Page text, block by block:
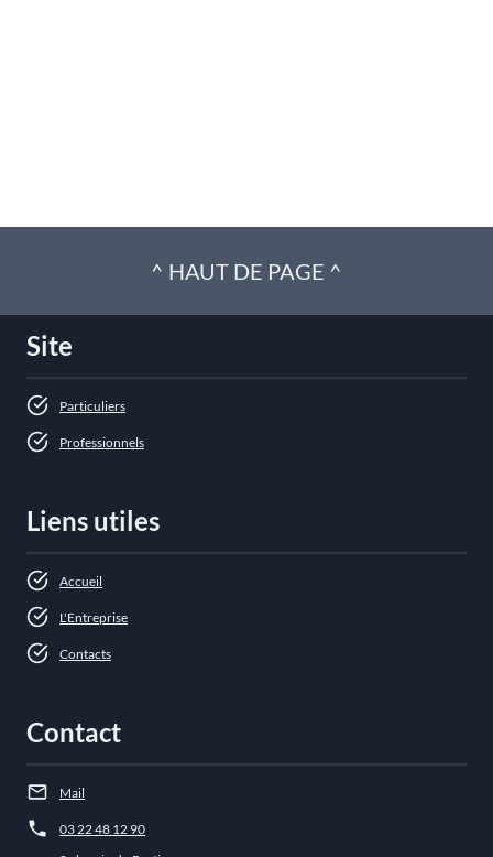
^ HAUT DE PAGE ^
Site
Particuliers
Professionnels
Liens utiles
Accueil
L'Entreprise
Contacts
Contact
Mail
03 22 48 12 90